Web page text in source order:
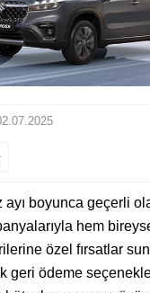
ayı boyunca geçerli
hem
özel fırsatlar
geri ödeme